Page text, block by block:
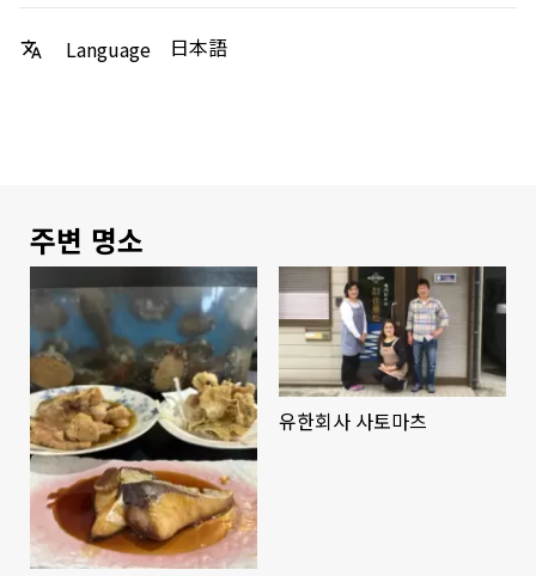
Language 日本語
주변 명소
유한회사 사토마츠